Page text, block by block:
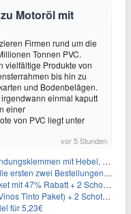
Motoröl mit
Firmen rund um die
Tonnen PVC.
vielfältige Produkte von
bis hin zu
und Bodenbelägen.
einmal kaputt
einer
von PVC liegt unter
vor 5 Stunden
mit Hebel, 50 Stück für 14,99€
zwei Bestellungen für Neukunden
+ 2 Schott Zwiesel Gläser GRATIS für 29,99€
2 Schott Zwiesel Gläser für 25,99€ inkl. Versand
für 5,23€